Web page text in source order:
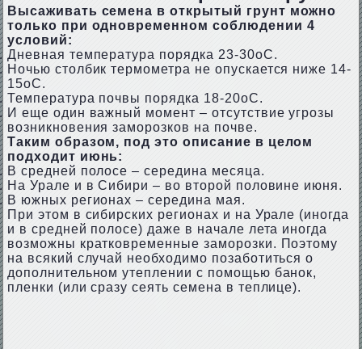
Высаживать семена в открытый грунт можно
только при одновременном соблюдении 4
условий:
Дневная температура порядка 23-30оС.
Ночью столбик термометра не опускается ниже 14-
15оС.
Температура почвы порядка 18-20оС.
И еще один важный момент – отсутствие угрозы
возникновения заморозков на почве.
Таким образом, под это описание в целом
подходит июнь:
В средней полосе – середина месяца.
На Урале и в Сибири – во второй половине июня.
В южных регионах – середина мая.
При этом в сибирских регионах и на Урале (иногда
и в средней полосе) даже в начале лета иногда
возможны кратковременные заморозки. Поэтому
на всякий случай необходимо позаботиться о
дополнительном утеплении с помощью банок,
пленки (или сразу сеять семена в теплице).